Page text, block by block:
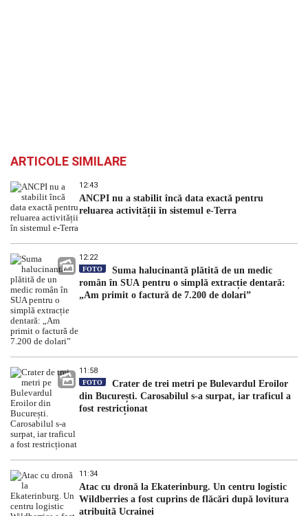
ARTICOLE SIMILARE
12:43
ANCPI nu a stabilit încă data exactă pentru
reluarea activității în sistemul e-Terra
12:22
FOTO
Suma halucinantă plătită de un medic
român în SUA pentru o simplă extracție dentară:
„Am primit o factură de 7.200 de dolari”
11:58
FOTO
Crater de trei metri pe Bulevardul Eroilor
din București. Carosabilul s-a surpat, iar traficul a
fost restricționat
11:34
Atac cu dronă la Ekaterinburg. Un centru logistic
Wildberries a fost cuprins de flăcări după lovitura
atribuită Ucrainei